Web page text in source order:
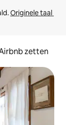
Originele taal
zetten